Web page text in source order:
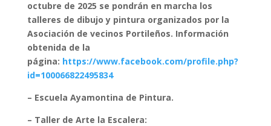
octubre de 2025 se pondrán en marcha los
talleres de dibujo y pintura organizados por la
Asociación de vecinos Portileños. Información
obtenida de la
página: https://www.facebook.com/profile.php?
id=100066822495834
– Escuela Ayamontina de Pintura.
– Taller de Arte la Escalera: